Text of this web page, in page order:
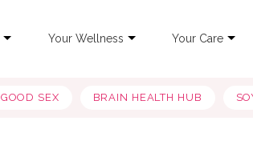
Your Wellness Your Care
GOOD SEX BRAIN HEALTH HUB